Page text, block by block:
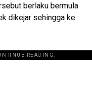
berlaku bermula
dikejar sehingga ke
READING.